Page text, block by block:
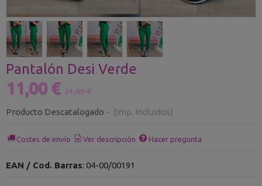
Pantalón Desi Verde
11,00 € 21,99 €
Producto Descatalogado - (Imp. Incluidos)
Costes de envío Ver descripción Hacer pregunta
EAN / Cod. Barras: 04-00/00191